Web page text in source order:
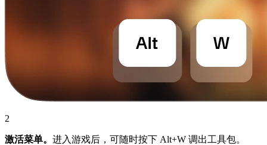
2
激活菜单。 进入游戏后，可随时按下 Alt+W 调出工具包。